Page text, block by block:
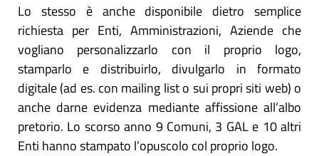
Lo stesso è anche disponibile dietro semplice
richiesta per Enti, Amministrazioni, Aziende che
vogliano personalizzarlo con il proprio logo,
stamparlo e distribuirlo, divulgarlo in formato
digitale (ad es. con mailing list o sui propri siti web) o
anche darne evidenza mediante affissione all’albo
pretorio. Lo scorso anno 9 Comuni, 3 GAL e 10 altri
Enti hanno stampato l’opuscolo col proprio logo.